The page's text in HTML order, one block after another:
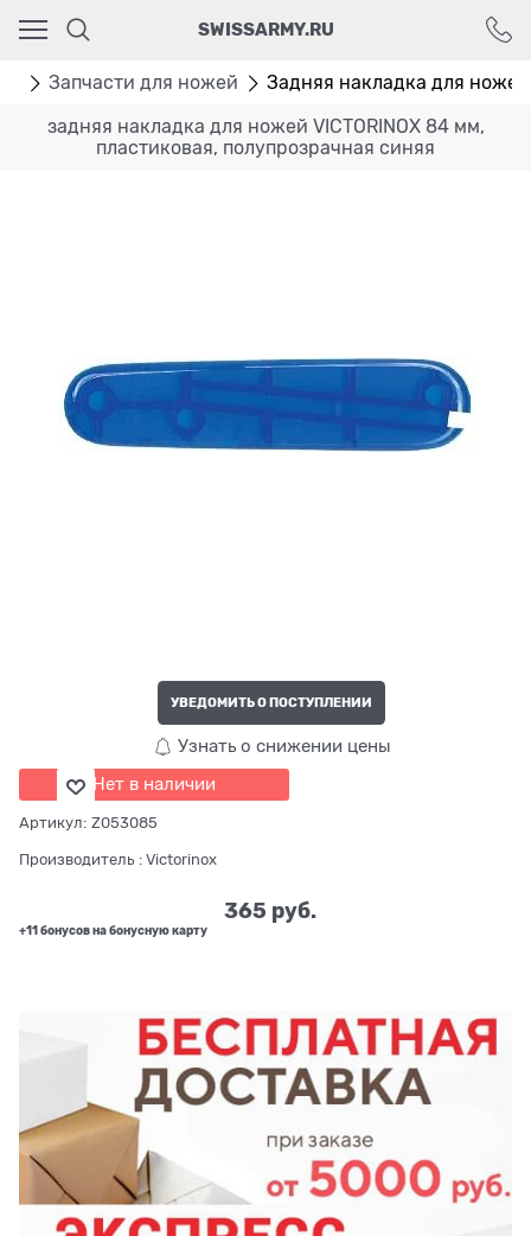
SWISSARMY.RU
Запчасти для ножей Задняя накладка для ножей
задняя накладка для ножей VICTORINOX 84 мм,
пластиковая, полупрозрачная синяя
УВЕДОМИТЬ О ПОСТУПЛЕНИИ
Узнать о снижении цены
Нет в наличии
Артикул: Z053085
Производитель : Victorinox
365 руб.
+11 бонусов на бонусную карту
Ваш город - Москва,
угадали?
ДА НЕТ